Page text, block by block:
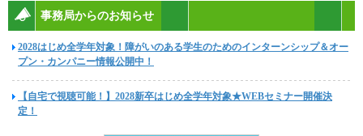
事務局からのお知らせ
2028はじめ全学年対象！障がいのある学生のためのインターンシップ＆オー
プン・カンパニー情報公開中！
【自宅で視聴可能！】2028新卒はじめ全学年対象★WEBセミナー開催決
定！